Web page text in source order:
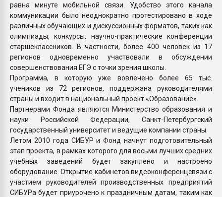
равна минуте мобильной связи. Удобство этого канала
коммуникации было неоднократно протестировано в ходе
различных обучающих и дискуссионных форматов, таких как
олимпиады, конкурсы, научно-практические конференции
старшеклассников. В частности, более 400 человек из 17
регионов одновременно участвовали в обсуждении
совершенствования ЕГЭ с точки зрения школы.
Программа, в которую уже вовлечено более 65 тыс.
учеников из 72 регионов, поддержана руководителями
страны и входит в национальный проект «Образование».
Партнерами Фонда являются Министерство образования и
науки Российской Федерации, Санкт-Петербургский
государственный университет и ведущие компании страны.
Летом 2010 года СИБУР и Фонд начнут подготовительный
этап проекта, в рамках которого для восьми лучших средних
учебных заведений будет закуплено и настроено
оборудование. Открытие кабинетов видеоконференцсвязи с
участием руководителей производственных предприятий
СИБУРа будет приурочено к праздничным датам, таким как